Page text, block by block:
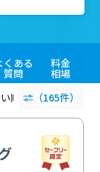
くある
質問
料金
相場
順 評価が高い順
（165件）